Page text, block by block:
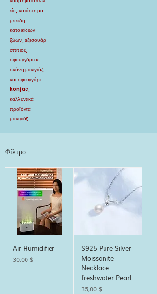
είο, κατάστημα
με είδη
κατοικίδιων
ζώων, αξεσουάρ
σπιτιού,
σφουγγάρι σε
σκόνη μακιγιάζ
και σφουγγάρι
konjac,
καλλυντικά
προϊόντα
μακιγιάζ
Φίλτρο
Air Humidifier
Τιμή
30,00 $
S925 Pure Silver
Moissanite
Necklace
freshwater Pearl
Τιμή
35,00 $